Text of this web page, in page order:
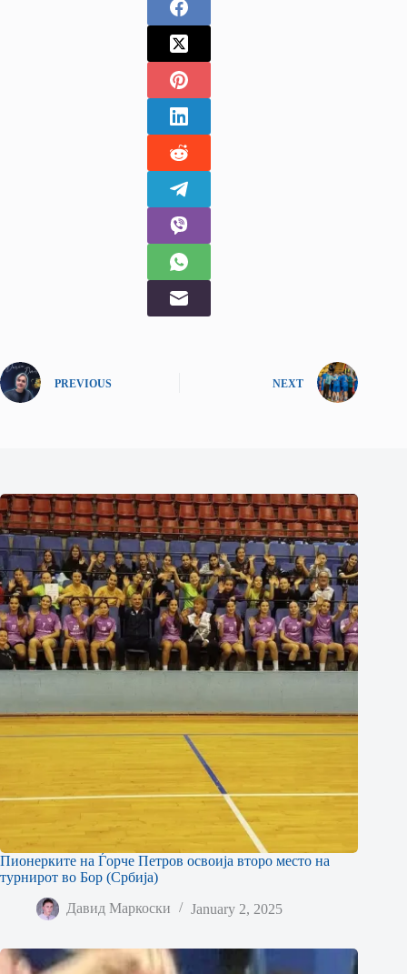
PREVIOUS NEXT
Пионерките на Ѓорче Петров освоија второ место на
турнирот во Бор (Србија)
Давид Маркоски January 2, 2025